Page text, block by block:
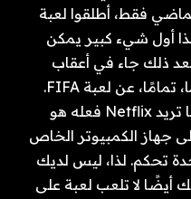
فقط، أطلقوا لعبة
أول شيء كبير يمكن
ذلك جاء في أعقاب
ذلك” مختل “. نوع مختلف تمامًا، تمامًا، عن لعبة FIFA.
لكن كلاهما مرتبطان، حيث أن ما تريد Netflix فعله هو
جهاز الكمبيوتر الخاص
تحكم. لذا، ليس لديك
أيضًا لا تلعب لعبة على